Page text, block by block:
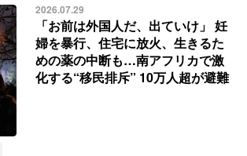
2026.07.29
「お前は外国人だ、出ていけ」 妊
婦を暴行、住宅に放火、生きるた
めの薬の中断も…南アフリカで激
化する“移民排斥” 10万人超が避難